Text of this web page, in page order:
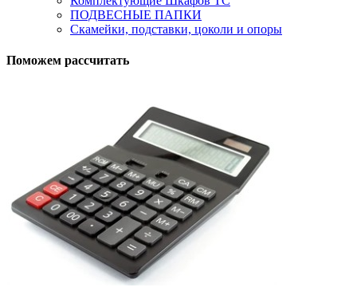
ПОДВЕСНЫЕ ПАПКИ
Скамейки, подставки, цоколи и опоры
Поможем рассчитать